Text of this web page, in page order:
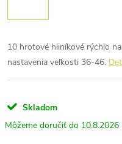
10 hrotové hliníkové rýchlo
nastavenia veľkosti 36-46.
Skladom
10.8.2026